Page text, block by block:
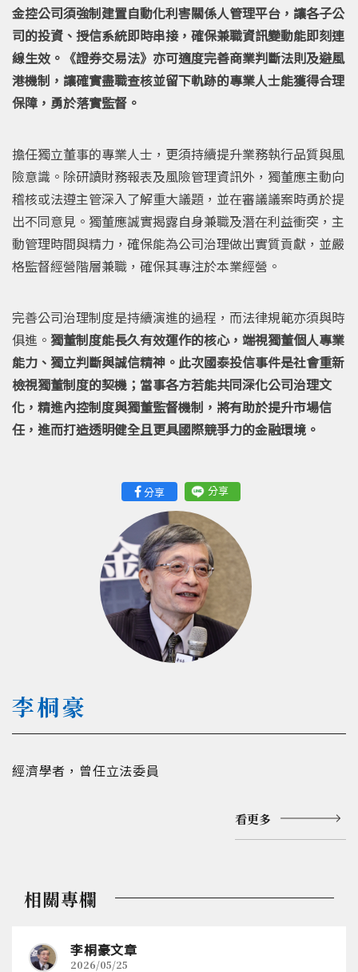
金控公司須強制建置自動化利害關係人管理平台，讓各子公
司的投資、授信系統即時串接，確保兼職資訊變動能即刻連
線生效。《證券交易法》亦可適度完善商業判斷法則及避風
港機制，讓確實盡職查核並留下軌跡的專業人士能獲得合理
保障，勇於落實監督。
擔任獨立董事的專業人士，更須持續提升業務執行品質與風
險意識。除研讀財務報表及風險管理資訊外，獨董應主動向
稽核或法遵主管深入了解重大議題，並在審議議案時勇於提
出不同意見。獨董應誠實揭露自身兼職及潛在利益衝突，主
動管理時間與精力，確保能為公司治理做出實質貢獻，並嚴
格監督經營階層兼職，確保其專注於本業經營。
完善公司治理制度是持續演進的過程，而法律規範亦須與時
俱進。 獨董制度能長久有效運作的核心，端視獨董個人專業
能力、獨立判斷與誠信精神。此次國泰投信事件是社會重新
檢視獨董制度的契機；當事各方若能共同深化公司治理文
化，精進內控制度與獨董監督機制，將有助於提升市場信
任，進而打造透明健全且更具國際競爭力的金融環境。
分享 分享
李桐豪
經濟學者，曾任立法委員
看更多
相關專欄
李桐豪文章
2026/05/25